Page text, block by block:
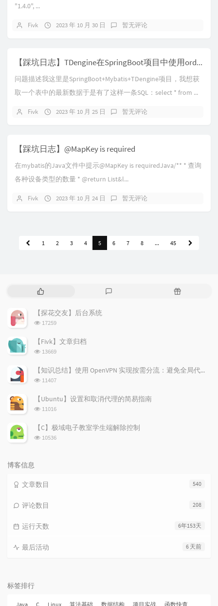
"1.4.0", ...
Fivk 2023 年 10 月 30 日 暂无评论
【踩坑日志】TDengine在SpringBoot项目中使用order by ts desc limit 1出现错误
问题描述我这里是SpringBoot+Mybatis+TDengine项目，我想获
取一个表中的最新数据于是有了这样一条SQL：select * from ...
Fivk 2023 年 10 月 25 日 暂无评论
【踩坑日志】@MapKey is required
在mybatis的Java文件中提示@MapKey is requiredJava/** * 查询
各种设备类型的数量 * @return List&l...
Fivk 2023 年 10 月 24 日 暂无评论
1 2 3 4 5 6 7 8 ... 45
热
文
章
随
【探花交友】后台系统
浏
次
17259
【Fivk】文章归档
浏
次
数:
13669
【知识总结】使用 OpenVPN 实现按需分流：避免全局代理泄露隐私
浏
次
11407
【Ubuntu】设置和取消代理的简易指南
浏
次
数:
11016
【C】极域电子教室学生端解除控制
浏
10536
博客信息
540
文章数目
208
评论数目
6年153天
运行天数
6 天前
最后活动
标签排行
Java C Linux 算法基础 数据结构 项目实战 函数快查